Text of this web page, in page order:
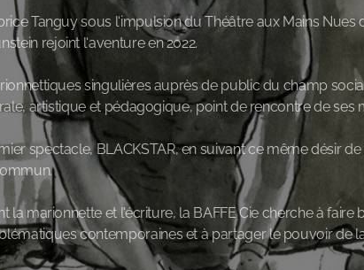
Tanguy sous l‘impulsion du Théâtre aux Mains
rejoint l‘aventure en 2022.
singulières auprès de public du champ
artistique et pédagogique, point de rencontre de ses
spectacle, BLACKSTAR, en suivant ce même désir
marionnette et l'écriture, la BAFFE Cie cherche à
contemporaines et à partager le pouvoir de